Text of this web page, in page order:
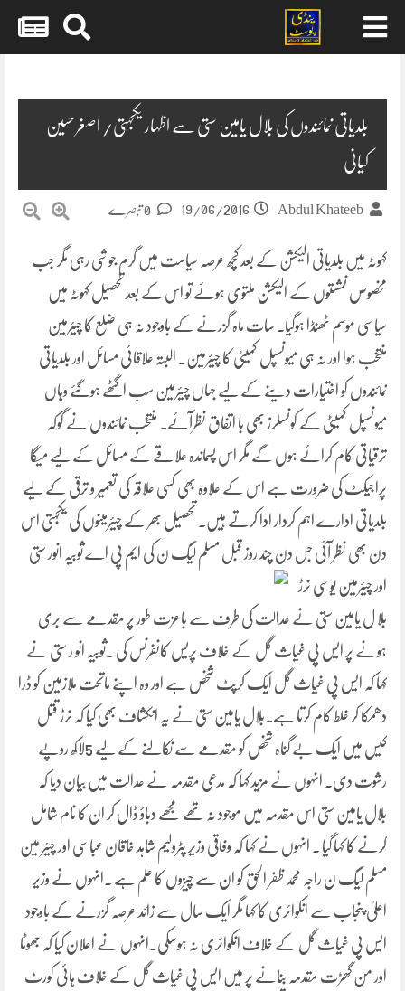
بلدیاتی نمائندوں کی بلال یامین ستی سے اظہار یکجہتی/ اصغر حسین
کیانی
Abdul Khateeb
19/06/2016
کہوٹہ میں بلدیاتی الیکشن کے بعد کچھ عرصہ سیاست میں گرم جوشی رہی مگر جب
مخصوص نشستوں کے الیکشن ملتوی ہوئے تو اس کے بعد تحصیل کہوٹہ میں
سیاسی موسم ٹھنڈا ہوگیا۔ سات ماہ گزرنے کے باوجود نہ ہی ضلع کا چیئرمین
منتخب ہوا اور نہ ہی میونسپل کمیٹی کا چیئرمین۔ البتہ علاقائی مسائل اور بلدیاتی
نمائندوں کو اختیارات دینے کے لیے جہاں چیئرمین سب اگٹھے ہوگئے وہاں
میونسپل کمیٹی کے کونسلرز بھی با اتفاق نظرآئے۔ منتخب نمائندوں نے گوکہ
ترقیاتی کام کرائے ہوں گے مگر اس پسماندہ علاقے کے مسائل کے لیے میگا
پراجیکٹ کی ضرورت ہے اس کے علاوہ بھی کسی علاقہ کی تعمیر و ترقی کے لیے
بلدیاتی ادارے اہم کردار ادا کرتے ہیں۔ تحصیل بھر کے چیئرمینوں کی یکجہتی اس
دن بھی نظر آئی جس دن چند روز قبل مسلم لیگ ن کی ایم پی اے ثوبیہ انور ستی
اور چیئرمین یوسی نرڑ
بلا ل یامین ستی نے عدالت کی طرف سے باعزت طور پر مقدمے سے بری
ہونے پر ایس پی غیاث گل کے خلاف پریس کانفرنس کی ۔ثوبیہ انو ر ستی نے
کہا کہ ایس پی غیاث گل ایک کرپٹ شخص ہے اور وہ اپنے ماتحت ملازمین کو ڈرا
دھمکا کر غلط کام کرتا ہے۔بلال یامین ستی نے یہ انکشاف بھی کیا کہ نرڑ قتل
کیس میں ایک بے گناہ شخص کو مقدمے سے نکالنے کے لیے 5لاکھ روپے
رشوت دی۔ انہوں نے مزید کہا کہ مدعی مقدمہ نے عدالت میں بیان دیا کہ
بلال یامین ستی اس مقدمہ میں موجود نہ تھے مجھے دباؤ ڈال کر ان کا نام شامل
کرنے کا کہا گیا ۔ انہوں نے کہا کہ وفاقی وزیر پٹرولیم شاہد خاقان عباسی اور چیئر مین
مسلم لیگ ن راجہ محمد ظفر الحق کو ان سے چیزوں کا علم ہے ۔انہوں نے وزیر
اعلیٰ پنجاب سے انکوائری کا کہا مگر ایک سال سے زائد عرصہ گزرنے کے باوجود
ایس پی غیاث گل کے خلاف انکوائری نہ ہوسکی۔انہوں نے اعلان کیا کہ جھوٹا
اور من گھڑت مقدمہ بنانے پر میں ایس پی غیاث گل کے خلاف ہائی کورٹ